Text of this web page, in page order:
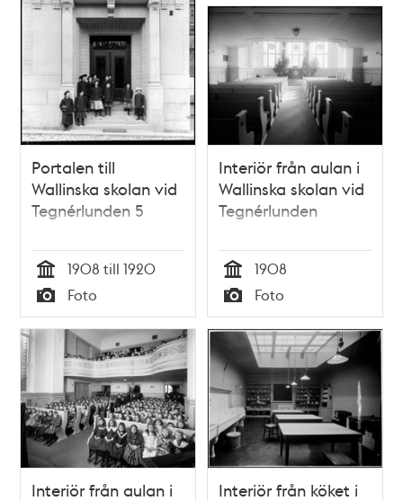
Portalen till
Wallinska skolan vid
Tegnérlunden 5
Tid
1908 till 1920
Typ
Foto
Interiör från aulan i
Wallinska skolan vid
Tegnérlunden
Tid
1908
Typ
Foto
Interiör från aulan i
Interiör från köket i